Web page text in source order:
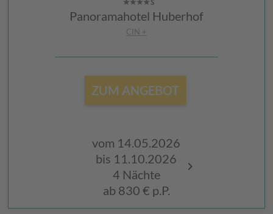
Panoramahotel Huberhof
CIN +
ZUM ANGEBOT
vom 14.05.2026
bis 11.10.2026
4 Nächte
ab830 € p.P.